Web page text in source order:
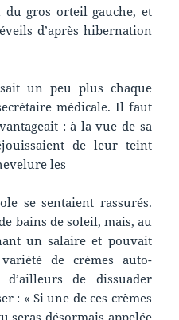
gros orteil gauche, et
d’après hibernation
un peu plus chaque
médicale. Il faut
: à la vue de sa
de leur teint
les
se sentaient rassurés.
bains de soleil, mais, au
un salaire et pouvait
de crèmes auto-
de dissuader
: « Si une de ces crèmes